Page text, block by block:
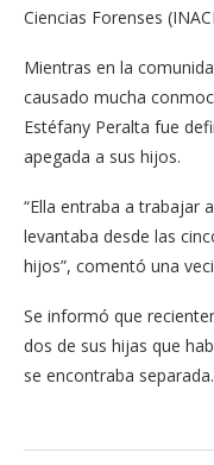
Ciencias Forenses
Mientras en la
causado mucha
Estéfany Peralta fue
apegada a sus hijos.
“Ella entraba a trabajar
levantaba desde las
hijos”, comentó una
Se informó que
dos de sus hijas que
se encontraba separada.